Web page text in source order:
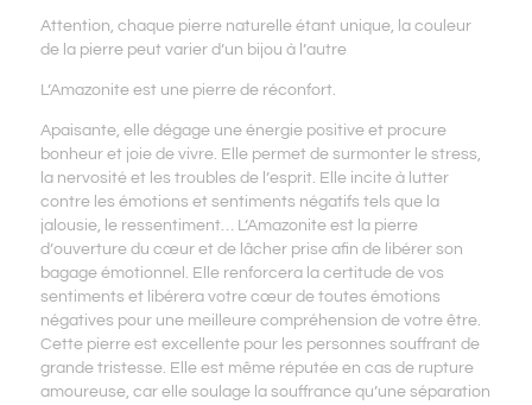
Attention, chaque pierre naturelle étant unique, la couleur
de la pierre peut varier d’un bijou à l’autre
L’Amazonite est une pierre de réconfort.
Apaisante, elle dégage une énergie positive et procure
bonheur et joie de vivre. Elle permet de surmonter le stress,
la nervosité et les troubles de l’esprit. Elle incite à lutter
contre les émotions et sentiments négatifs tels que la
jalousie, le ressentiment… L’Amazonite est la pierre
d’ouverture du cœur et de lâcher prise afin de libérer son
bagage émotionnel. Elle renforcera la certitude de vos
sentiments et libérera votre cœur de toutes émotions
négatives pour une meilleure compréhension de votre être.
Cette pierre est excellente pour les personnes souffrant de
grande tristesse. Elle est même réputée en cas de rupture
amoureuse, car elle soulage la souffrance qu’une séparation